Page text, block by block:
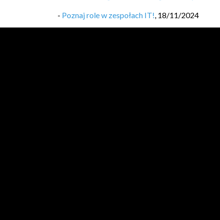
- Poznaj role w zespołach IT!, 18/11/2024